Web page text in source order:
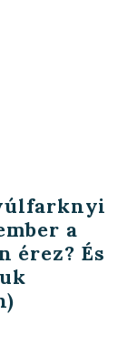
a
érez? És